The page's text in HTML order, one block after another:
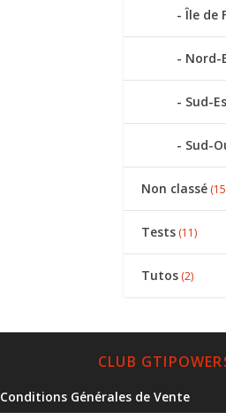
Île de
Nord-
Sud-
Sud-
Non classé
Tests(11)
Tutos(2)
CLUB
Conditions Générales de Vente